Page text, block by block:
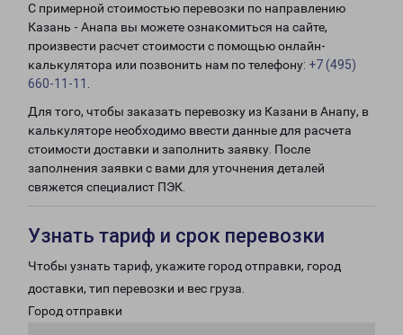
С примерной стоимостью перевозки по направлению
Казань - Анапа вы можете ознакомиться на сайте,
произвести расчет стоимости с помощью онлайн-
калькулятора или позвонить нам по телефону: +7 (495)
660-11-11
Для того, чтобы заказать перевозку из Казани в Анапу, в
калькуляторе необходимо ввести данные для расчета
стоимости доставки и заполнить заявку. После
заполнения заявки с вами для уточнения деталей
свяжется специалист ПЭК.
Узнать тариф и срок перевозки
Чтобы узнать тариф, укажите город отправки, город
доставки, тип перевозки и вес груза.
Город отправки